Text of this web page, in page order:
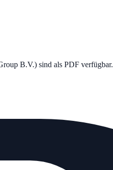
B.V.) sind als PDF verfügbar.